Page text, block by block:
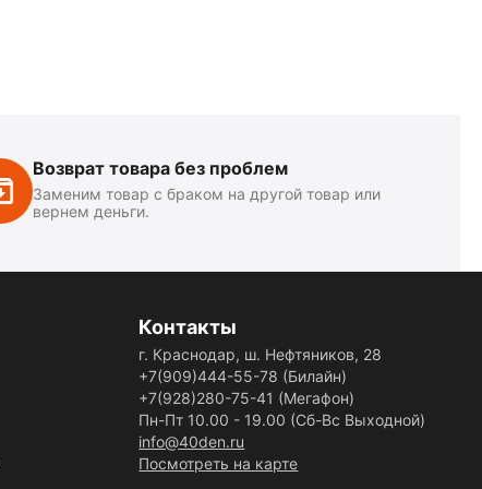
Возврат товара без проблем
Заменим товар с браком на другой товар или
вернем деньги.
Контакты
г. Краснодар, ш. Нефтяников, 28
+7(909)444-55-78 (Билайн)
+7(928)280-75-41 (Мегафон)
Пн-Пт 10.00 - 19.00 (Сб-Вс Выходной)
info@40den.ru
Посмотреть на карте